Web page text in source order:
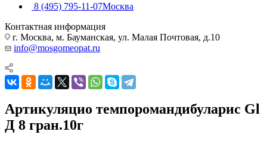
8 (495) 795-11-07Москва
Контактная информация
г. Москва, м. Бауманская, ул. Малая Почтовая, д.10
info@mosgomeopat.ru
Артикуляцио темпоромандибуларис Gl
Д 8 гран.10г